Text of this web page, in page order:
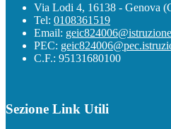
Via Lodi 4, 16138 - Genova
Tel: 0108361519
Email:
PEC:
C.F.: 95131680100
Sezione Link Utili